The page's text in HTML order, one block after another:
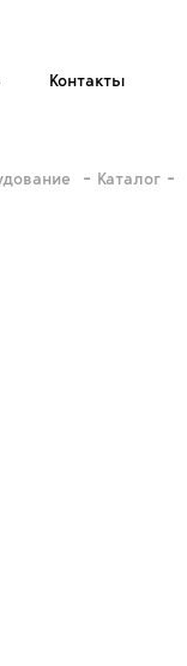
Контакты
Каталог